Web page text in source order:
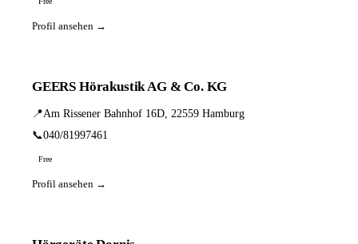
Profil ansehen →
GEERS Hörakustik AG & Co. KG
📍Am Rissener Bahnhof 16D, 22559 Hamburg
📞040/81997461
Free
Profil ansehen →